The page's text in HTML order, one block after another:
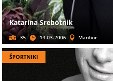
Katarina Srebotnik
35 14.03.2006 Maribor
ŠPORTNIKI